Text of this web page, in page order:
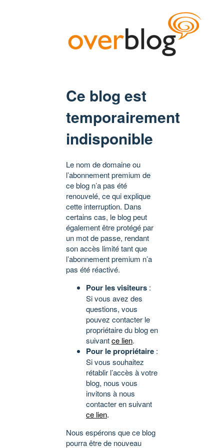
Ce blog est
temporairement
indisponible
Le nom de domaine ou
l’abonnement premium de
ce blog n’a pas été
renouvelé, ce qui explique
cette interruption. Dans
certains cas, le blog peut
également être protégé par
un mot de passe, rendant
son accès limité tant que
l’abonnement premium n’a
pas été réactivé.
Pour les visiteurs :
Si vous avez des
questions, vous
pouvez contacter le
propriétaire du blog en
suivantce lien.
Pour le propriétaire :
Si vous souhaitez
rétablir l’accès à votre
blog, nous vous
invitons à nous
contacter en suivant
ce lien.
Nous espérons que ce blog
pourra être de nouveau